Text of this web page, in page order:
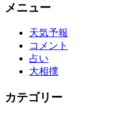
メニュー
天気予報
コメント
占い
大相撲
カテゴリー